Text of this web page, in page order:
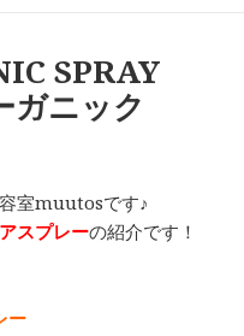
SPRAY
ガニック
室muutosです♪
スプレーの紹介です！
ー